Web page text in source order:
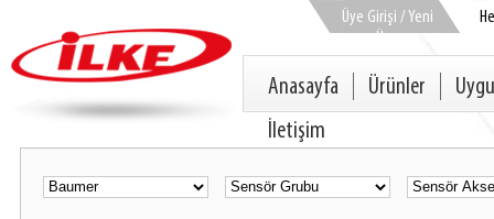
Üye Girişi / Yeni
Üye
Anasayfa Ürünler
İletişim